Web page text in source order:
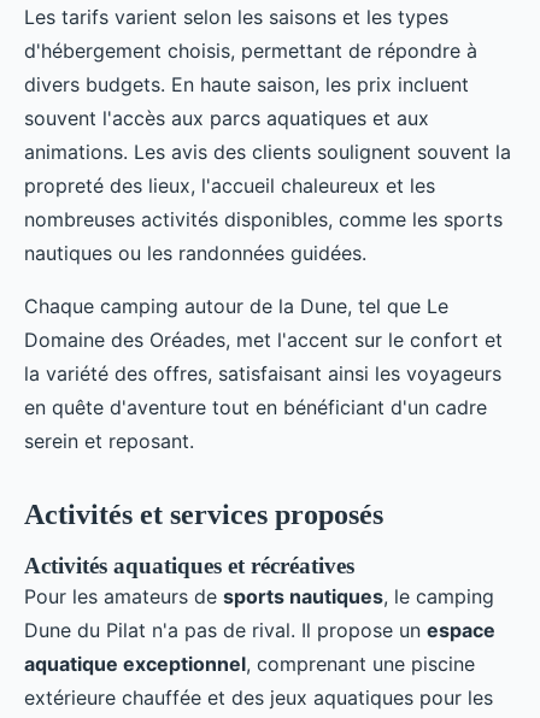
Les tarifs varient selon les saisons et les types
d'hébergement choisis, permettant de répondre à
divers budgets. En haute saison, les prix incluent
souvent l'accès aux parcs aquatiques et aux
animations. Les avis des clients soulignent souvent la
propreté des lieux, l'accueil chaleureux et les
nombreuses activités disponibles, comme les sports
nautiques ou les randonnées guidées.
Chaque camping autour de la Dune, tel que Le
Domaine des Oréades, met l'accent sur le confort et
la variété des offres, satisfaisant ainsi les voyageurs
en quête d'aventure tout en bénéficiant d'un cadre
serein et reposant.
Activités et services proposés
Activités aquatiques et récréatives
Pour les amateurs de sports nautiques, le camping
Dune du Pilat n'a pas de rival. Il propose un espace
aquatique exceptionnel, comprenant une piscine
extérieure chauffée et des jeux aquatiques pour les